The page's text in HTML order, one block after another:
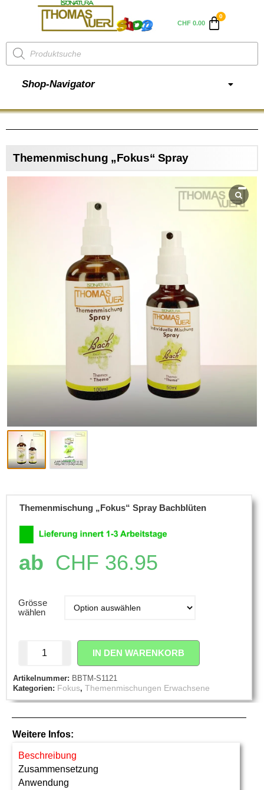
CHF0.00
Shop-Navigator
Themenmischung „Fokus“ Spray
Themenmischung „Fokus“ Spray Bachblüten
ab CHF 36.95
Grösse
wählen
IN DEN WARENKORB
Artikelnummer: BBTM-S1121
Kategorien: Fokus, Themenmischungen Erwachsene
Weitere Infos:
Beschreibung
Zusammensetzung
Anwendung